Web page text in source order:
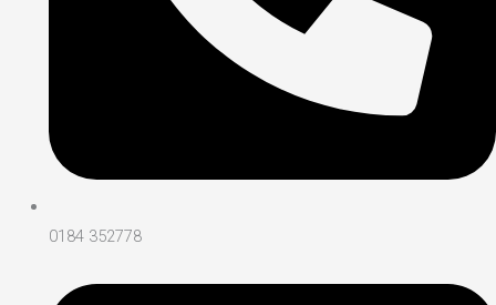
0184 352778